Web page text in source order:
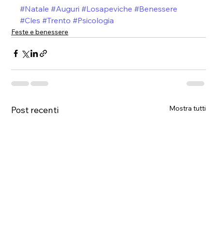
#Natale #Auguri #Losapeviche #Benessere
#Cles #Trento #Psicologia
Feste e benessere
Post recenti Mostra tutti